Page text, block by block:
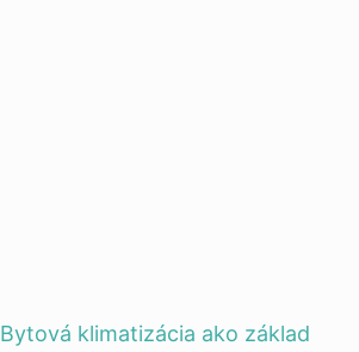
Bytová klimatizácia ako základ